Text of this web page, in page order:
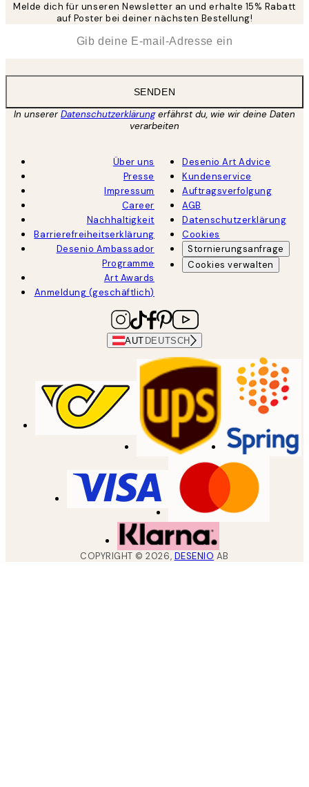
Melde dich für unseren Newsletter an und erhalte 15% Rabatt
auf Poster bei deiner nächsten Bestellung!
SENDEN
In unsererDatenschutzerklärungerfährst du, wie wir deine Daten
verarbeiten
Über uns
Presse
Impressum
Career
Nachhaltigkeit
Barrierefreiheitserklärung
Desenio Ambassador
Programme
Art Awards
Anmeldung (geschäftlich)
Desenio Art Advice
Kundenservice
Auftragsverfolgung
AGB
Datenschutzerklärung
Cookies
Stornierungsanfrage
Cookies verwalten
AUT DEUTSCH
COPYRIGHT ©2026, DESENIO AB